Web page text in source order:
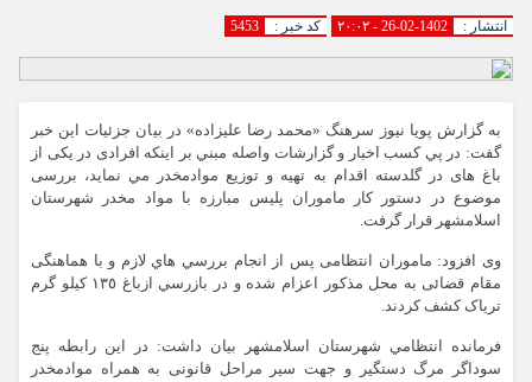
انتشار : 1402-02-26 - ۲۰:۰۲ کد خبر : 5453
به گزارش پویا نیوز سرهنگ «محمد رضا علیزاده» در بیان جزئیات این خبر
گفت: در پي کسب اخبار و گزارشات واصله مبني بر اینکه افرادی در یکی از
باغ های در گلدسته اقدام به تهیه و توزيع موادمخدر مي نمايد، بررسی
موضوع در دستور کار ماموران پلیس مبارزه با مواد مخدر شهرستان
اسلامشهر قرار گرفت.
وی افزود: ماموران انتظامی پس از انجام بررسي هاي لازم و با هماهنگی
مقام قضائی به محل مذکور اعزام شده و در بازرسي ازباغ ١٣٥ کیلو گرم
تریاک کشف کردند.
فرمانده انتظامي شهرستان اسلامشهر بیان داشت: در این رابطه پنج
سوداگر مرگ دستگیر و جهت سیر مراحل قانونی به همراه موادمخدر